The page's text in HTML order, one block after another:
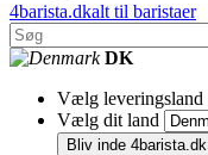
4barista.dkalt til baristaer
DK
Vælg leveringsland
Vælg dit land
Bliv inde 4barista.dk